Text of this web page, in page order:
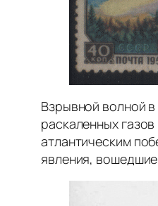
Взрывной волной
раскаленных
атлантическим
явления,